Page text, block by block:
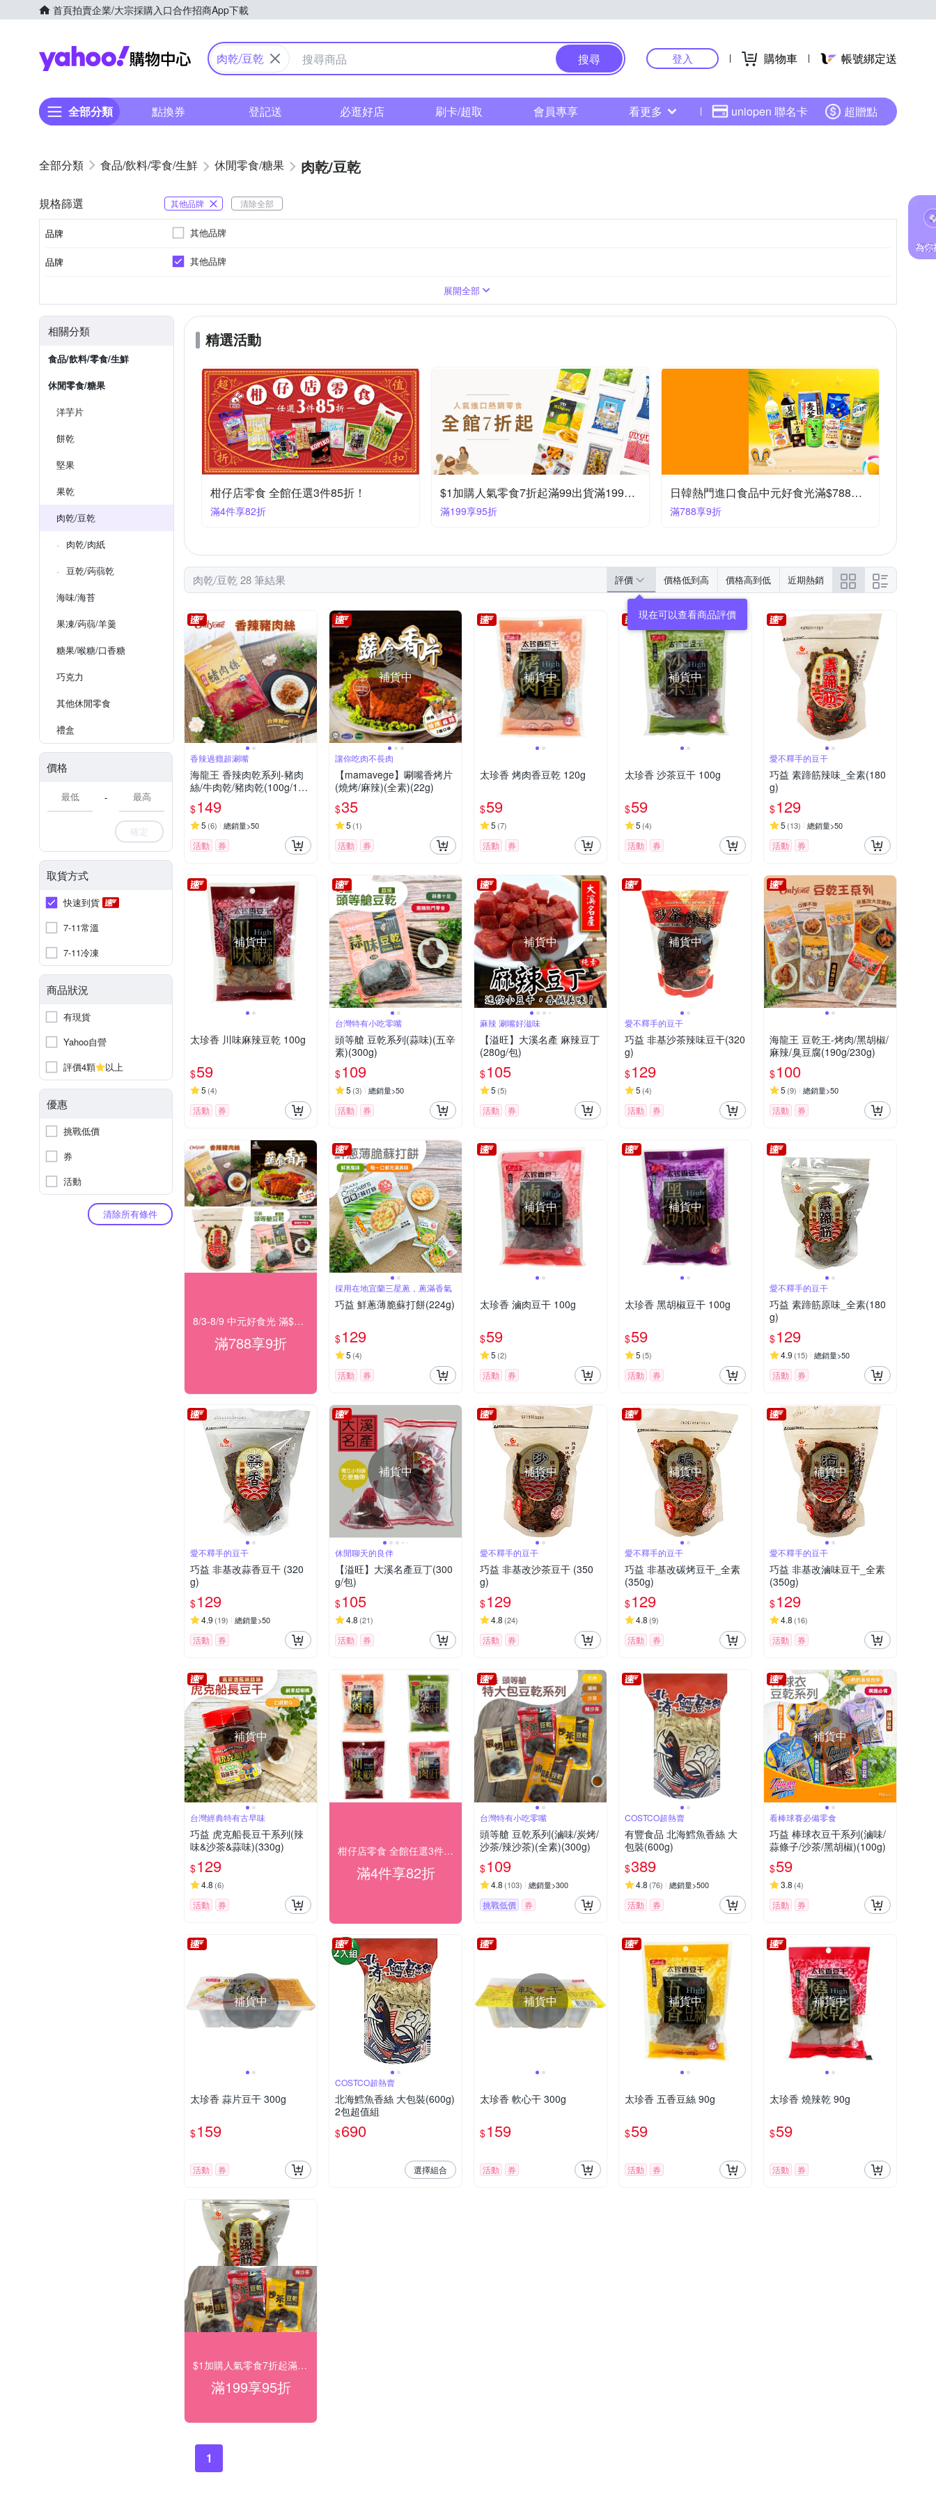
首頁拍賣企業/大宗採購入口合作招商App下載
Yahoo購物中心
肉乾/豆乾 搜尋 登入 購物車 帳號綁定送
全部分類 點換券 登記送 必逛好店 刷卡/超取 會員專享 看更多 uniopen 聯名卡 超贈點
食品/飲料/零食/生鮮 休閒零食/糖果 肉乾/豆乾
規格篩選 其他品牌 清除全部
品牌 其他品牌
品牌 其他品牌
展開全部
相關分類
食品/飲料/零食/生鮮
休閒零食/糖果
洋芋片
餅乾
堅果
果乾
肉乾/豆乾
肉乾/肉紙
豆乾/蒟蒻乾
海味/海苔
果凍/蒟蒻/羊羹
糖果/喉糖/口香糖
巧克力
其他休閒零食
禮盒
價格
-
確定
取貨方式
快速到貨
7-11常溫
7-11冷凍
商品狀況
有現貨
Yahoo自營
評價4顆
以上
優惠
挑戰低價
券
活動
清除所有條件
精選活動
柑仔店零食 全館任選3件85折！
滿4件享82折
$1加購人氣零食7折起滿99出貨滿199打95折
滿199享95折
日韓熱門進口食品中元好食光滿$788享9折
滿788享9折
肉乾/豆乾 28 筆結果 評價 價格低到高 價格高到低 近期熱銷
香辣過癮超涮嘴
海龍王 香辣肉乾系列-豬肉
絲/牛肉乾/豬肉乾(100g/120
$149
5 (6) 總銷量>50
活動 券
補貨中
讓你吃肉不長肉
【mamavege】唰嘴香烤片
(燒烤/麻辣)(全素)(22g)
$35
5 (1)
活動 券
補貨中
太珍香 烤肉香豆乾 120g
$59
5 (7)
活動 券
補貨中
太珍香 沙茶豆干 100g
$59
5 (4)
活動 券
愛不釋手的豆干
巧益 素蹄筋辣味_全素(180
g)
$129
5 (13) 總銷量>50
活動 券
補貨中
太珍香 川味麻辣豆乾 100g
$59
5 (4)
活動 券
台灣特有小吃零嘴
頭等艙 豆乾系列(蒜味)(五辛
素)(300g)
$109
5 (3) 總銷量>50
活動 券
補貨中
麻辣 涮嘴好滋味
【溢旺】大溪名產 麻辣豆丁
(280g/包)
$105
5 (5)
活動 券
補貨中
愛不釋手的豆干
巧益 非基沙茶辣味豆干(320
g)
$129
5 (4)
活動 券
海龍王 豆乾王-烤肉/黑胡椒/
麻辣/臭豆腐(190g/230g)
$100
5 (9) 總銷量>50
活動 券
8/3-8/9 中元好食光 滿$788享9折
滿788享9折
採用在地宜蘭三星蔥，蔥滿香氣
巧益 鮮蔥薄脆蘇打餅(224g)
$129
5 (4)
活動 券
補貨中
太珍香 滷肉豆干 100g
$59
5 (2)
活動 券
補貨中
太珍香 黑胡椒豆干 100g
$59
5 (5)
活動 券
愛不釋手的豆干
巧益 素蹄筋原味_全素(180
g)
$129
4.9 (15) 總銷量>50
活動 券
愛不釋手的豆干
巧益 非基改蒜香豆干 (320
g)
$129
4.9 (19) 總銷量>50
活動 券
補貨中
休閒聊天的良伴
【溢旺】大溪名產豆丁(300
g/包)
$105
4.8 (21)
活動 券
補貨中
愛不釋手的豆干
巧益 非基改沙茶豆干 (350
g)
$129
4.8 (24)
活動 券
補貨中
愛不釋手的豆干
巧益 非基改碳烤豆干_全素
(350g)
$129
4.8 (9)
活動 券
補貨中
愛不釋手的豆干
巧益 非基改滷味豆干_全素
(350g)
$129
4.8 (16)
活動 券
補貨中
台灣經典特有古早味
巧益 虎克船長豆干系列(辣
味&沙茶&蒜味)(330g)
$129
4.8 (6)
活動 券
柑仔店零食 全館任選3件85折！
滿4件享82折
台灣特有小吃零嘴
頭等艙 豆乾系列(滷味/炭烤/
沙茶/辣沙茶)(全素)(300g)
$109
4.8 (103) 總銷量>300
挑戰低價 券
COSTCO超熱賣
有豐食品 北海鱈魚香絲 大
包裝(600g)
$389
4.8 (76) 總銷量>500
活動 券
補貨中
看棒球賽必備零食
巧益 棒球衣豆干系列(滷味/
蒜條子/沙茶/黑胡椒)(100g)
$59
3.8 (4)
活動 券
補貨中
太珍香 蒜片豆干 300g
$159
活動 券
COSTCO超熱賣
北海鱈魚香絲 大包裝(600g)
2包超值組
$690
選擇組合
補貨中
太珍香 軟心干 300g
$159
活動 券
補貨中
太珍香 五香豆絲 90g
$59
活動 券
補貨中
太珍香 燒辣乾 90g
$59
活動 券
$1加購人氣零食7折起滿99出貨滿199打95折
滿199享95折
1